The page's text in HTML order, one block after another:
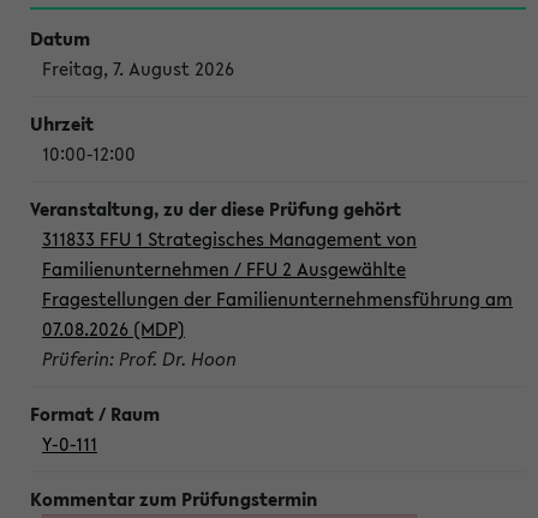
Freitag, 7. August 2026
10:00-12:00
311833 FFU 1 Strategisches Management von
Familienunternehmen / FFU 2 Ausgewählte
Fragestellungen der Familienunternehmensführung am
07.08.2026 (MDP)
Prüferin: Prof. Dr. Hoon
Y-0-111